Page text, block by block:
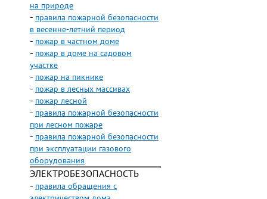
на природе
- правила пожарной безопасности
в весенне-летний период
- пожар в частном доме
- пожар в доме на садовом
участке
- пожар на пикнике
- пожар в лесных массивах
- пожар лесной
- правила пожарной безопасности
при лесном пожаре
- правила пожарной безопасности
при эксплуатации газового
оборудования
ЭЛЕКТРОБЕЗОПАСНОСТЬ
- правила обращения с